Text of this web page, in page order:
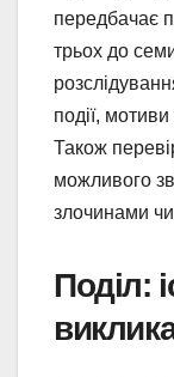
передбачає
трьох до
події, мотиви
Також
можливого
злочинами
Поділ: